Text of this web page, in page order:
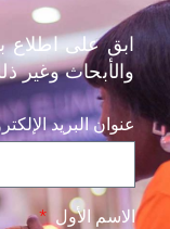
ابق على اطلاع
والأبحاث وغير
عنوان البريد
الاسم الأول